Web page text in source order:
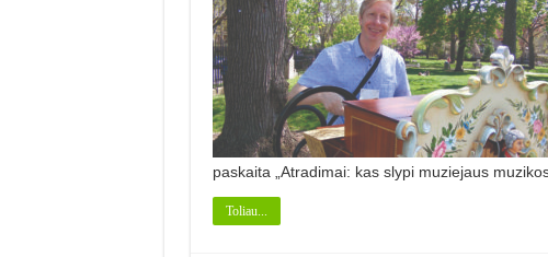
paskaita „Atradimai: kas slypi muziejaus
Toliau...